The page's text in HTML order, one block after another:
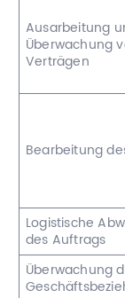
Ausarbeitung
Überwachung
Verträgen
Bearbeitung
Logistische
des Auftrags
Überwachung